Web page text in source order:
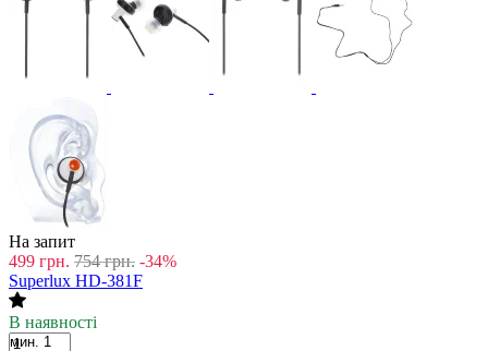
На запит
499 грн. 754 грн. -34%
Superlux HD-381F
В наявності
мин. 1